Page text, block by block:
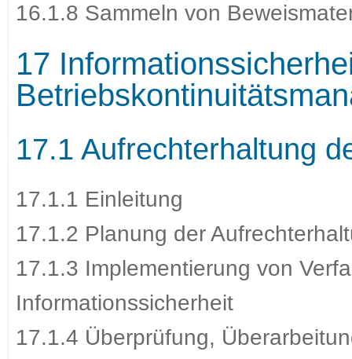
16.1.8 Sammeln von
17
17.1 Aufrechterhaltung
17.1.1 Einleitung
17.1.2 Planung der
17.1.3 Implementierung von
Informationssicherheit
17.1.4 Überprüfung,